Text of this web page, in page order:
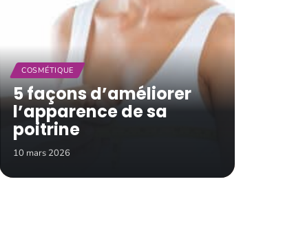
COSMÉTIQUE
5 façons d’améliorer
l’apparence de sa
poitrine
10 mars 2026